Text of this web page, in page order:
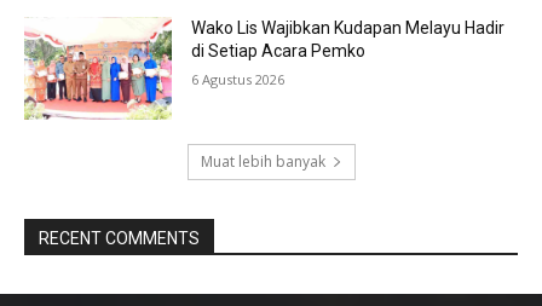
Wako Lis Wajibkan Kudapan Melayu Hadir
di Setiap Acara Pemko
6 Agustus 2026
Muat lebih banyak
RECENT COMMENTS